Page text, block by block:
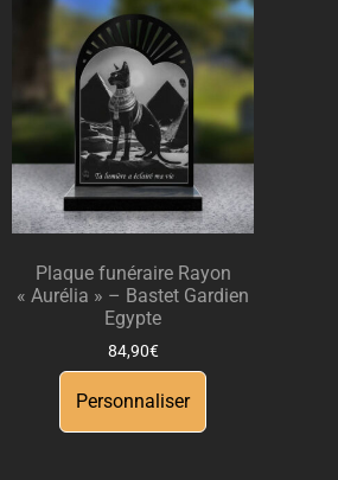
Plaque funéraire Rayon
« Aurélia » – Bastet Gardien
Egypte
84,90€
Personnaliser